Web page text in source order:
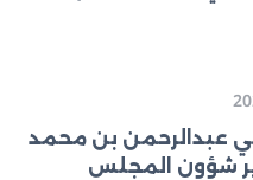
عبدالرحمن بن محمد
شؤون المجلس